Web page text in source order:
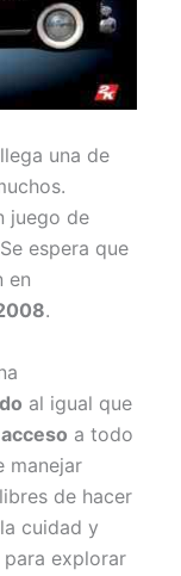
llega una de
juego de
espera que
en
.
al igual que
acceso a todo
manejar
de hacer
cuidad y
explorar